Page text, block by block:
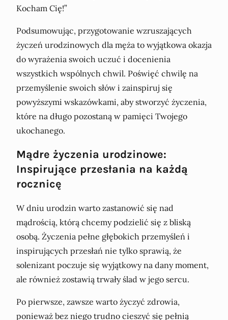
Kocham Cię!”
Podsumowując, przygotowanie wzruszających
życzeń urodzinowych dla męża to wyjątkowa okazja
do wyrażenia swoich uczuć i docenienia
wszystkich wspólnych chwil. Poświęć chwilę na
przemyślenie swoich słów i zainspiruj się
powyższymi wskazówkami, aby stworzyć życzenia,
które na długo pozostaną w pamięci Twojego
ukochanego.
Mądre życzenia urodzinowe:
Inspirujące przesłania na każdą
rocznicę
W dniu urodzin warto zastanowić się nad
mądrością, którą chcemy podzielić się z bliską
osobą. Życzenia pełne głębokich przemyśleń i
inspirujących przesłań nie tylko sprawią, że
solenizant poczuje się wyjątkowy na dany moment,
ale również zostawią trwały ślad w jego sercu.
Po pierwsze, zawsze warto życzyć zdrowia,
ponieważ bez niego trudno cieszyć się pełnią